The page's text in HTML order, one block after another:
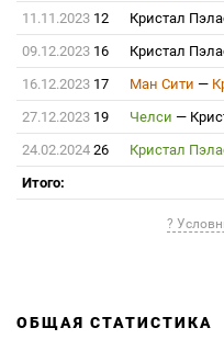
11.11.2023 12 Кристал
09.12.2023 16 Кристал
16.12.2023 17 Ман Сити —
27.12.2023 19 Челси —
24.02.2024 26 Кристал
Итого:
?
ОБЩАЯ СТАТИСТИКА